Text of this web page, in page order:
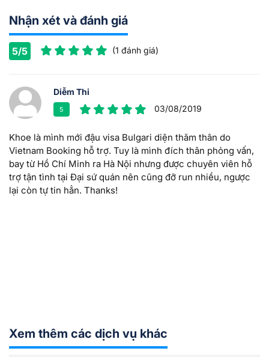
Nhận xét và đánh giá
5/5 (1 đánh giá)
Diễm Thi
5 03/08/2019
Khoe là mình mới đậu visa Bulgari diện thăm thân do
Vietnam Booking hỗ trợ. Tuy là mình đích thân phỏng vấn,
bay từ Hồ Chí Minh ra Hà Nội nhưng được chuyên viên hỗ
trợ tận tình tại Đại sứ quán nên cũng đỡ run nhiều, ngược
lại còn tự tin hẳn. Thanks!
Xem thêm các dịch vụ khác